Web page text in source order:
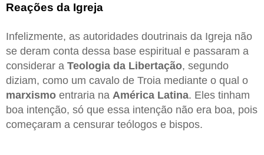
Reações da Igreja
Infelizmente, as autoridades doutrinais da Igreja não
se deram conta dessa base espiritual e passaram a
considerar a Teologia da Libertação, segundo
diziam, como um cavalo de Troia mediante o qual o
marxismo entraria na América Latina. Eles tinham
boa intenção, só que essa intenção não era boa, pois
começaram a censurar teólogos e bispos.